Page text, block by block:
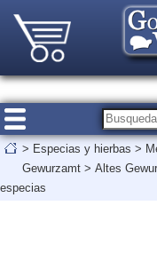
> Especias y hierbas >
Gewurzamt > Altes
especias